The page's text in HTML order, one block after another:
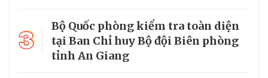
3
Bộ Quốc phòng kiểm tra toàn diện
tại Ban Chỉ huy Bộ đội Biên phòng
tỉnh An Giang